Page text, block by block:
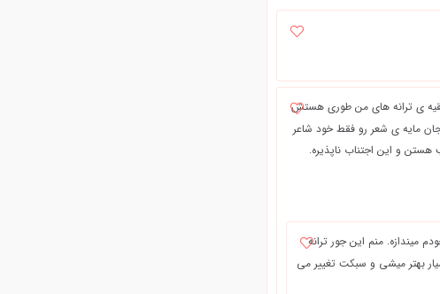
ی ترانه های من طوری هستش
مایه ی شعر رو فقط خود شاعر
و این اجتناب ناپذیره.
میندازه. منم این جور ترانه
بهتر میشی و سبکت تغییر می